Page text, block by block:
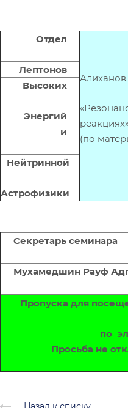
Отдел
Лептонов
Высоких
Энергий
и
Нейтринной
Астрофизики
реакциях»
(по
Секретарь семинара
Мухамедшин Рауф
Пропуска для
по
Просьба не